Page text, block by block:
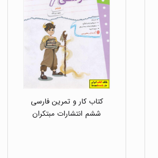
کتاب کار و تمرین فارسی
ششم انتشارات مبتکران